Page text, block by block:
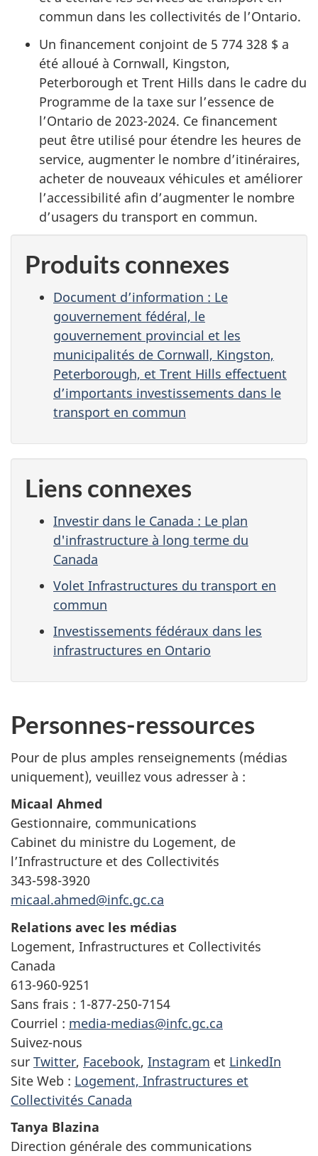
commun dans les collectivités de l’Ontario.
Un financement conjoint de 5 774 328 $ a
été alloué à Cornwall, Kingston,
Peterborough et Trent Hills dans le cadre du
Programme de la taxe sur l’essence de
l’Ontario de 2023-2024. Ce financement
peut être utilisé pour étendre les heures de
service, augmenter le nombre d’itinéraires,
acheter de nouveaux véhicules et améliorer
l’accessibilité afin d’augmenter le nombre
d’usagers du transport en commun.
Produits connexes
Document d’information : Le
gouvernement fédéral, le
gouvernement provincial et les
municipalités de Cornwall, Kingston,
Peterborough, et Trent Hills effectuent
d’importants investissements dans le
transport en commun
Liens connexes
Investir dans le Canada : Le plan
d'infrastructure à long terme du
Canada
Volet Infrastructures du transport en
commun
Investissements fédéraux dans les
infrastructures en Ontario
Personnes-ressources
Pour de plus amples renseignements (médias
uniquement), veuillez vous adresser à :
Micaal Ahmed
Gestionnaire, communications
Cabinet du ministre du Logement, de
l’Infrastructure et des Collectivités
343-598-3920
micaal.ahmed@infc.gc.ca
Relations avec les médias
Logement, Infrastructures et Collectivités
Canada
613-960-9251
Sans frais : 1-877-250-7154
Courriel : media-medias@infc.gc.ca
Suivez-nous
sur Twitter, Facebook, Instagram et LinkedIn
Site Web : Logement, Infrastructures et
Collectivités Canada
Tanya Blazina
Direction générale des communications